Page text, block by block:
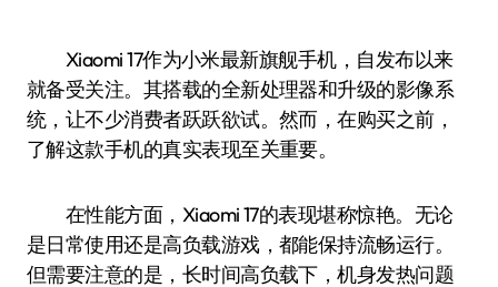
Xiaomi 17作为小米最新旗舰手机，自发布以来
就备受关注。其搭载的全新处理器和升级的影像系
统，让不少消费者跃跃欲试。然而，在购买之前，
了解这款手机的真实表现至关重要。
在性能方面，Xiaomi 17的表现堪称惊艳。无论
是日常使用还是高负载游戏，都能保持流畅运行。
但需要注意的是，长时间高负载下，机身发热问题